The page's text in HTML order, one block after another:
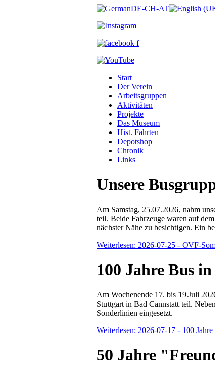
Start
Der Verein
Arbeitsgruppen
Aktivitäten
Projekte
Das Museum
Hist. Fahrten
Depotshop
Chronik
Links
Unsere
Am Samstag, 25.07.2026, nahm
teil. Beide Fahrzeuge waren auf
nächster Nähe zu besichtigen. Ein
Weiterlesen: 2026-07-25 - OVF-
100 Jahre Bus
Am Wochenende 17. bis 19.Juli
Stuttgart in Bad Cannstatt teil.
Sonderlinien eingesetzt.
Weiterlesen: 2026-07-17 - 100
50 Jahre